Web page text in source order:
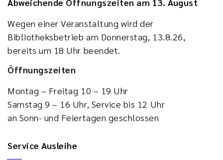
Wegen einer Veranstaltung wird der
Bibliotheksbetrieb am Donnerstag, 13.8.26,
bereits um 18 Uhr beendet.
Öffnungszeiten
Montag – Freitag 10 – 19 Uhr
Samstag 9 – 16 Uhr, Service bis 12 Uhr
an Sonn- und Feiertagen geschlossen
Service Ausleihe